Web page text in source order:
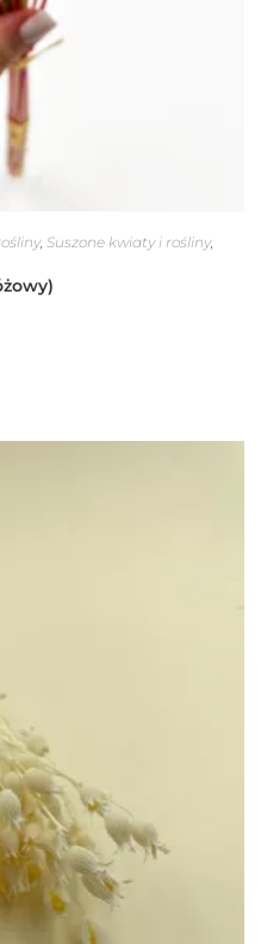
, Suszone kwiaty i rośliny,